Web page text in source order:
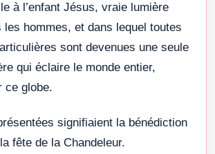
à l’enfant Jésus, vraie lumière
les hommes, et dans lequel toutes
sont devenues une seule
qui éclaire le monde entier,
ce globe.
signifiaient la bénédiction
fête de la Chandeleur.